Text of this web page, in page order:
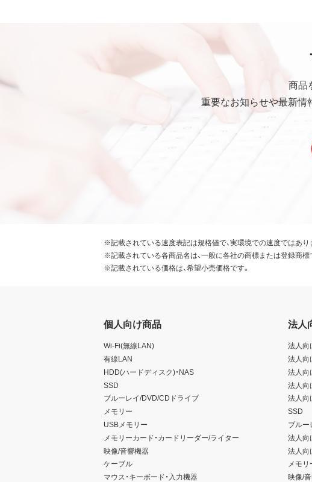
商品
重要なお知らせや最新情
※記載されている速度表記は規格値で、実環境での速度ではあり
※記載されている各商品名は、一般に各社の商標または登録商標
※記載されている価格は、希望小売価格です。
個人向け商品
Wi-Fi(無線LAN)
有線LAN
HDD(ハードディスク)・NAS
SSD
ブルーレイ/DVD/CDドライブ
メモリー
USBメモリー
メモリーカード・カードリーダー/ライター
映像/音響機器
ケーブル
マウス・キーボード・入力機器
法人
法人向
法人向
法人向
法人向
法人向
SSD
ブル
法人向
法人向
メモ
映像/